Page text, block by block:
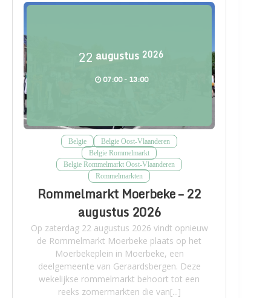
22 augustus 2026
07:00 - 13:00
Belgie
Belgie Oost-Vlaanderen
Belgie Rommelmarkt
Belgie Rommelmarkt Oost-Vlaanderen
Rommelmarkten
Rommelmarkt Moerbeke – 22
augustus 2026
Op zaterdag 22 augustus 2026 vindt opnieuw
de Rommelmarkt Moerbeke plaats op het
Moerbekeplein in Moerbeke, een
deelgemeente van Geraardsbergen. Deze
wekelijkse rommelmarkt behoort tot een
reeks zomermarkten die van[...]